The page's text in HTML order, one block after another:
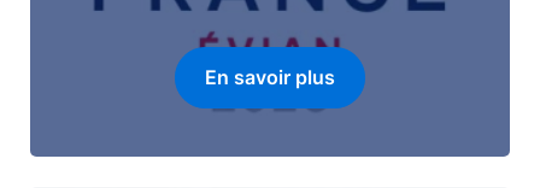
En savoir plus